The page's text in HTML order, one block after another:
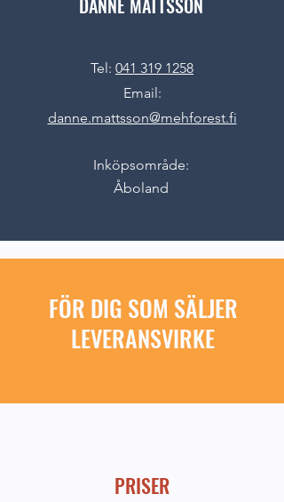
DANNE MATTSSON
Tel: 041 319 1258
Email:
danne.mattsson@mehforest.fi
Inköpsområde:
Åboland
FÖR DIG SOM SÄLJER
LEVERANSVIRKE
PRISER